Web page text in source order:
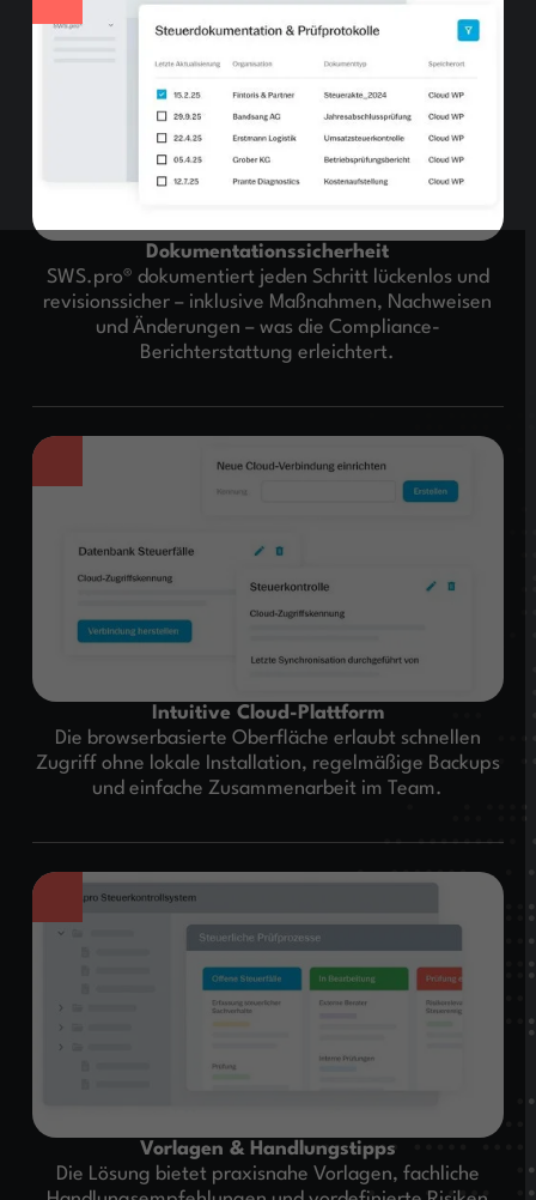
Dokumentationssicherheit
SWS.pro® dokumentiert jeden Schritt lückenlos und
revisionssicher – inklusive Maßnahmen, Nachweisen
und Änderungen – was die Compliance-
Berichterstattung erleichtert.
Intuitive Cloud-Plattform
Die browserbasierte Oberfläche erlaubt schnellen
Zugriff ohne lokale Installation, regelmäßige Backups
und einfache Zusammenarbeit im Team.
Vorlagen & Handlungstipps
Die Lösung bietet praxisnahe Vorlagen, fachliche